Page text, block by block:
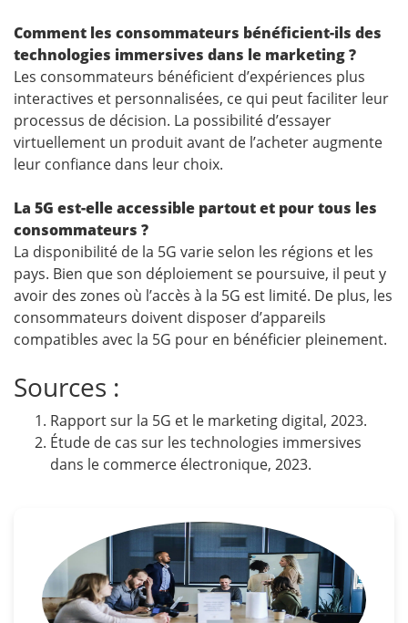
Comment les consommateurs bénéficient-ils des
technologies immersives dans le marketing ?
Les consommateurs bénéficient d’expériences plus
interactives et personnalisées, ce qui peut faciliter leur
processus de décision. La possibilité d’essayer
virtuellement un produit avant de l’acheter augmente
leur confiance dans leur choix.
La 5G est-elle accessible partout et pour tous les
consommateurs ?
La disponibilité de la 5G varie selon les régions et les
pays. Bien que son déploiement se poursuive, il peut y
avoir des zones où l’accès à la 5G est limité. De plus, les
consommateurs doivent disposer d’appareils
compatibles avec la 5G pour en bénéficier pleinement.
Sources :
Rapport sur la 5G et le marketing digital, 2023.
Étude de cas sur les technologies immersives
dans le commerce électronique, 2023.